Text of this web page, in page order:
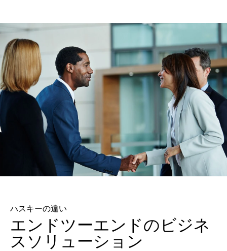
ハスキーの違い
エンドツーエンドのビジネ
スソリューション